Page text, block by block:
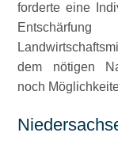
forderte eine
dem nötigen
noch